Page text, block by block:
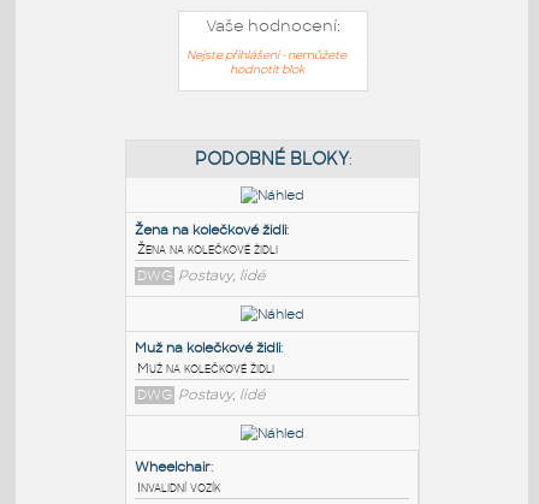
Vaše hodnocení:
Nejste přihlášeni - nemůžete
hodnotit blok
PODOBNÉ BLOKY
Žena na kolečkové židli
Žena na kolečkové židli
DWG Postavy, lidé